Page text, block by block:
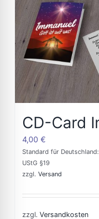
CD-Card
4,00 €
Standard für
UStG §19
zzgl. Versand
zzgl. Versandkosten